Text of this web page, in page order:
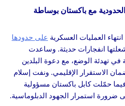
مع باكستان بوساطة
العمليات العسكرية على حدودها
انفجارات حديثة. وساعدت
في تهدئة الوضع، مع دعوة البلدين
الاستقرار الإقليمي. ونفت إسلام
حمّلت كابل باكستان مسؤولية
ضرورة استمرار الجهود الدبلوماسية.